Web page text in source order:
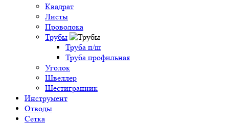
Квадрат
Листы
Проволока
Трубы
Труба п/ш
Труба профильная
Уголок
Швеллер
Шестигранник
Инструмент
Отводы
Сетка